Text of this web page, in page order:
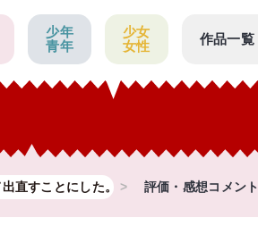
少年
青年
少女
女性
作品一覧
直すことにした。 評価・感想コメント